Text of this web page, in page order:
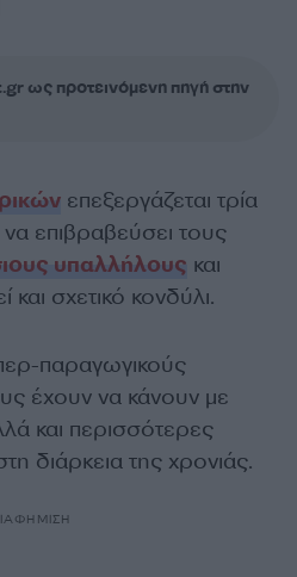
ως προτεινόμενη πηγή στην
επεξεργάζεται τρία
επιβραβεύσει τους
υπαλλήλους και
και σχετικό κονδύλι.
παραγωγικούς
έχουν να κάνουν με
και περισσότερες
διάρκεια της χρονιάς.